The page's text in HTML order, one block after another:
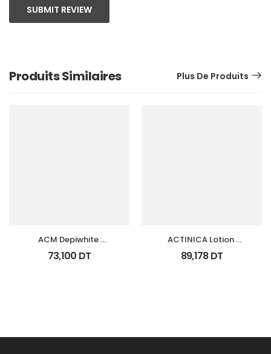
SUBMIT REVIEW
Produits Similaires Plus De Produits
ACM Depiwhite
Advanced Creme
Depigmentant Tb 40Ml
73,100 DT
ACTINICA Lotion
Spf50+ Fl 80 Ml
89,178DT